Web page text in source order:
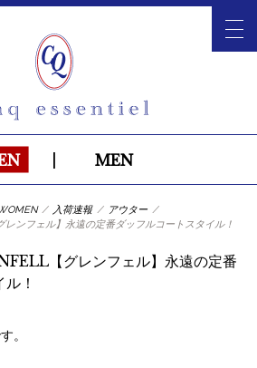
MEN
/ 入荷速報 / アウター /
レンフェル】永遠の定番ダッフルコートスタイル！
【グレンフェル】永遠の定番
！
。